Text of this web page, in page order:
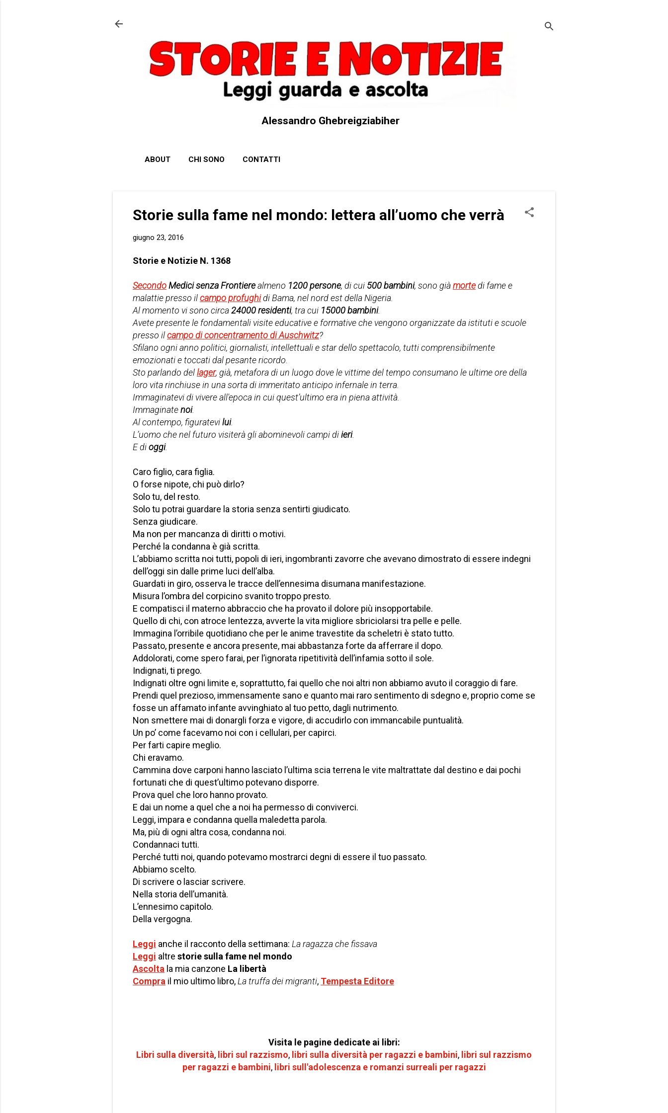
Alessandro Ghebreigziabiher
ABOUT CHI SONO CONTATTI
Storie sulla fame nel mondo: lettera all’uomo che verrà
giugno 23, 2016
Storie e Notizie N. 1368
SecondoMedici senza Frontierealmeno 1200 persone, di cui 500 bambini, sono giàmortedi fame e
malattie presso ilcampo profughidi Bama, nel nord est della Nigeria.
Al momento vi sono circa24000 residenti, tra cui 15000 bambini.
Avete presente le fondamentali visite educative e formative che vengono organizzate da istituti e scuole
presso ilcampo di concentramento di Auschwitz?
Sfilano ogni anno politici, giornalisti, intellettuali e star dello spettacolo, tutti comprensibilmente
emozionati e toccati dal pesante ricordo.
Sto parlando dellager, già, metafora di un luogo dove le vittime del tempo consumano le ultime ore della
loro vita rinchiuse in una sorta di immeritato anticipo infernale in terra.
Immaginatevi di vivere all'epoca in cui quest’ultimo era in piena attività.
Immaginatenoi.
Al contempo, figuratevilui.
L’uomo che nel futuro visiterà gli abominevoli campi diieri.
E dioggi.
Caro figlio, cara figlia.
O forse nipote, chi può dirlo?
Solo tu, del resto.
Solo tu potrai guardare la storia senza sentirti giudicato.
Senza giudicare.
Ma non per mancanza di diritti o motivi.
Perché la condanna è già scritta.
L’abbiamo scritta noi tutti, popoli di ieri, ingombranti zavorre che avevano dimostrato di essere indegni
dell’oggi sin dalle prime luci dell’alba.
Guardati in giro, osserva le tracce dell’ennesima disumana manifestazione.
Misura l’ombra del corpicino svanito troppo presto.
E compatisci il materno abbraccio che ha provato il dolore più insopportabile.
Quello di chi, con atroce lentezza, avverte la vita migliore sbriciolarsi tra pelle e pelle.
Immagina l’orribile quotidiano che per le anime travestite da scheletri è stato tutto.
Passato, presente e ancora presente, mai abbastanza forte da afferrare il dopo.
Addolorati, come spero farai, per l’ignorata ripetitività dell’infamia sotto il sole.
Indignati, ti prego.
Indignati oltre ogni limite e, soprattutto, fai quello che noi altri non abbiamo avuto il coraggio di fare.
Prendi quel prezioso, immensamente sano e quanto mai raro sentimento di sdegno e, proprio come se
fosse un affamato infante avvinghiato al tuo petto, dagli nutrimento.
Non smettere mai di donargli forza e vigore, di accudirlo con immancabile puntualità.
Un po’ come facevamo noi con i cellulari, per capirci.
Per farti capire meglio.
Chi eravamo.
Cammina dove carponi hanno lasciato l’ultima scia terrena le vite maltrattate dal destino e dai pochi
fortunati che di quest’ultimo potevano disporre.
Prova quel che loro hanno provato.
E dai un nome a quel che a noi ha permesso di conviverci.
Leggi, impara e condanna quella maledetta parola.
Ma, più di ogni altra cosa, condanna noi.
Condannaci tutti.
Perché tutti noi, quando potevamo mostrarci degni di essere il tuo passato.
Abbiamo scelto.
Di scrivere o lasciar scrivere.
Nella storia dell’umanità.
L’ennesimo capitolo.
Della vergogna.
Leggi anche il racconto della settimana: La ragazza che fissava
Leggi altre storie sulla fame nel mondo
Ascolta la mia canzone La libertà
Compra il mio ultimo libro, La truffa dei migranti, Tempesta Editore
Visita le pagine dedicate ai libri:
Libri sulla diversità, libri sul razzismo, libri sulla diversità per ragazzi e bambini, libri sul razzismo
per ragazzi e bambini, libri sull'adolescenza e romanzi surreali per ragazzi